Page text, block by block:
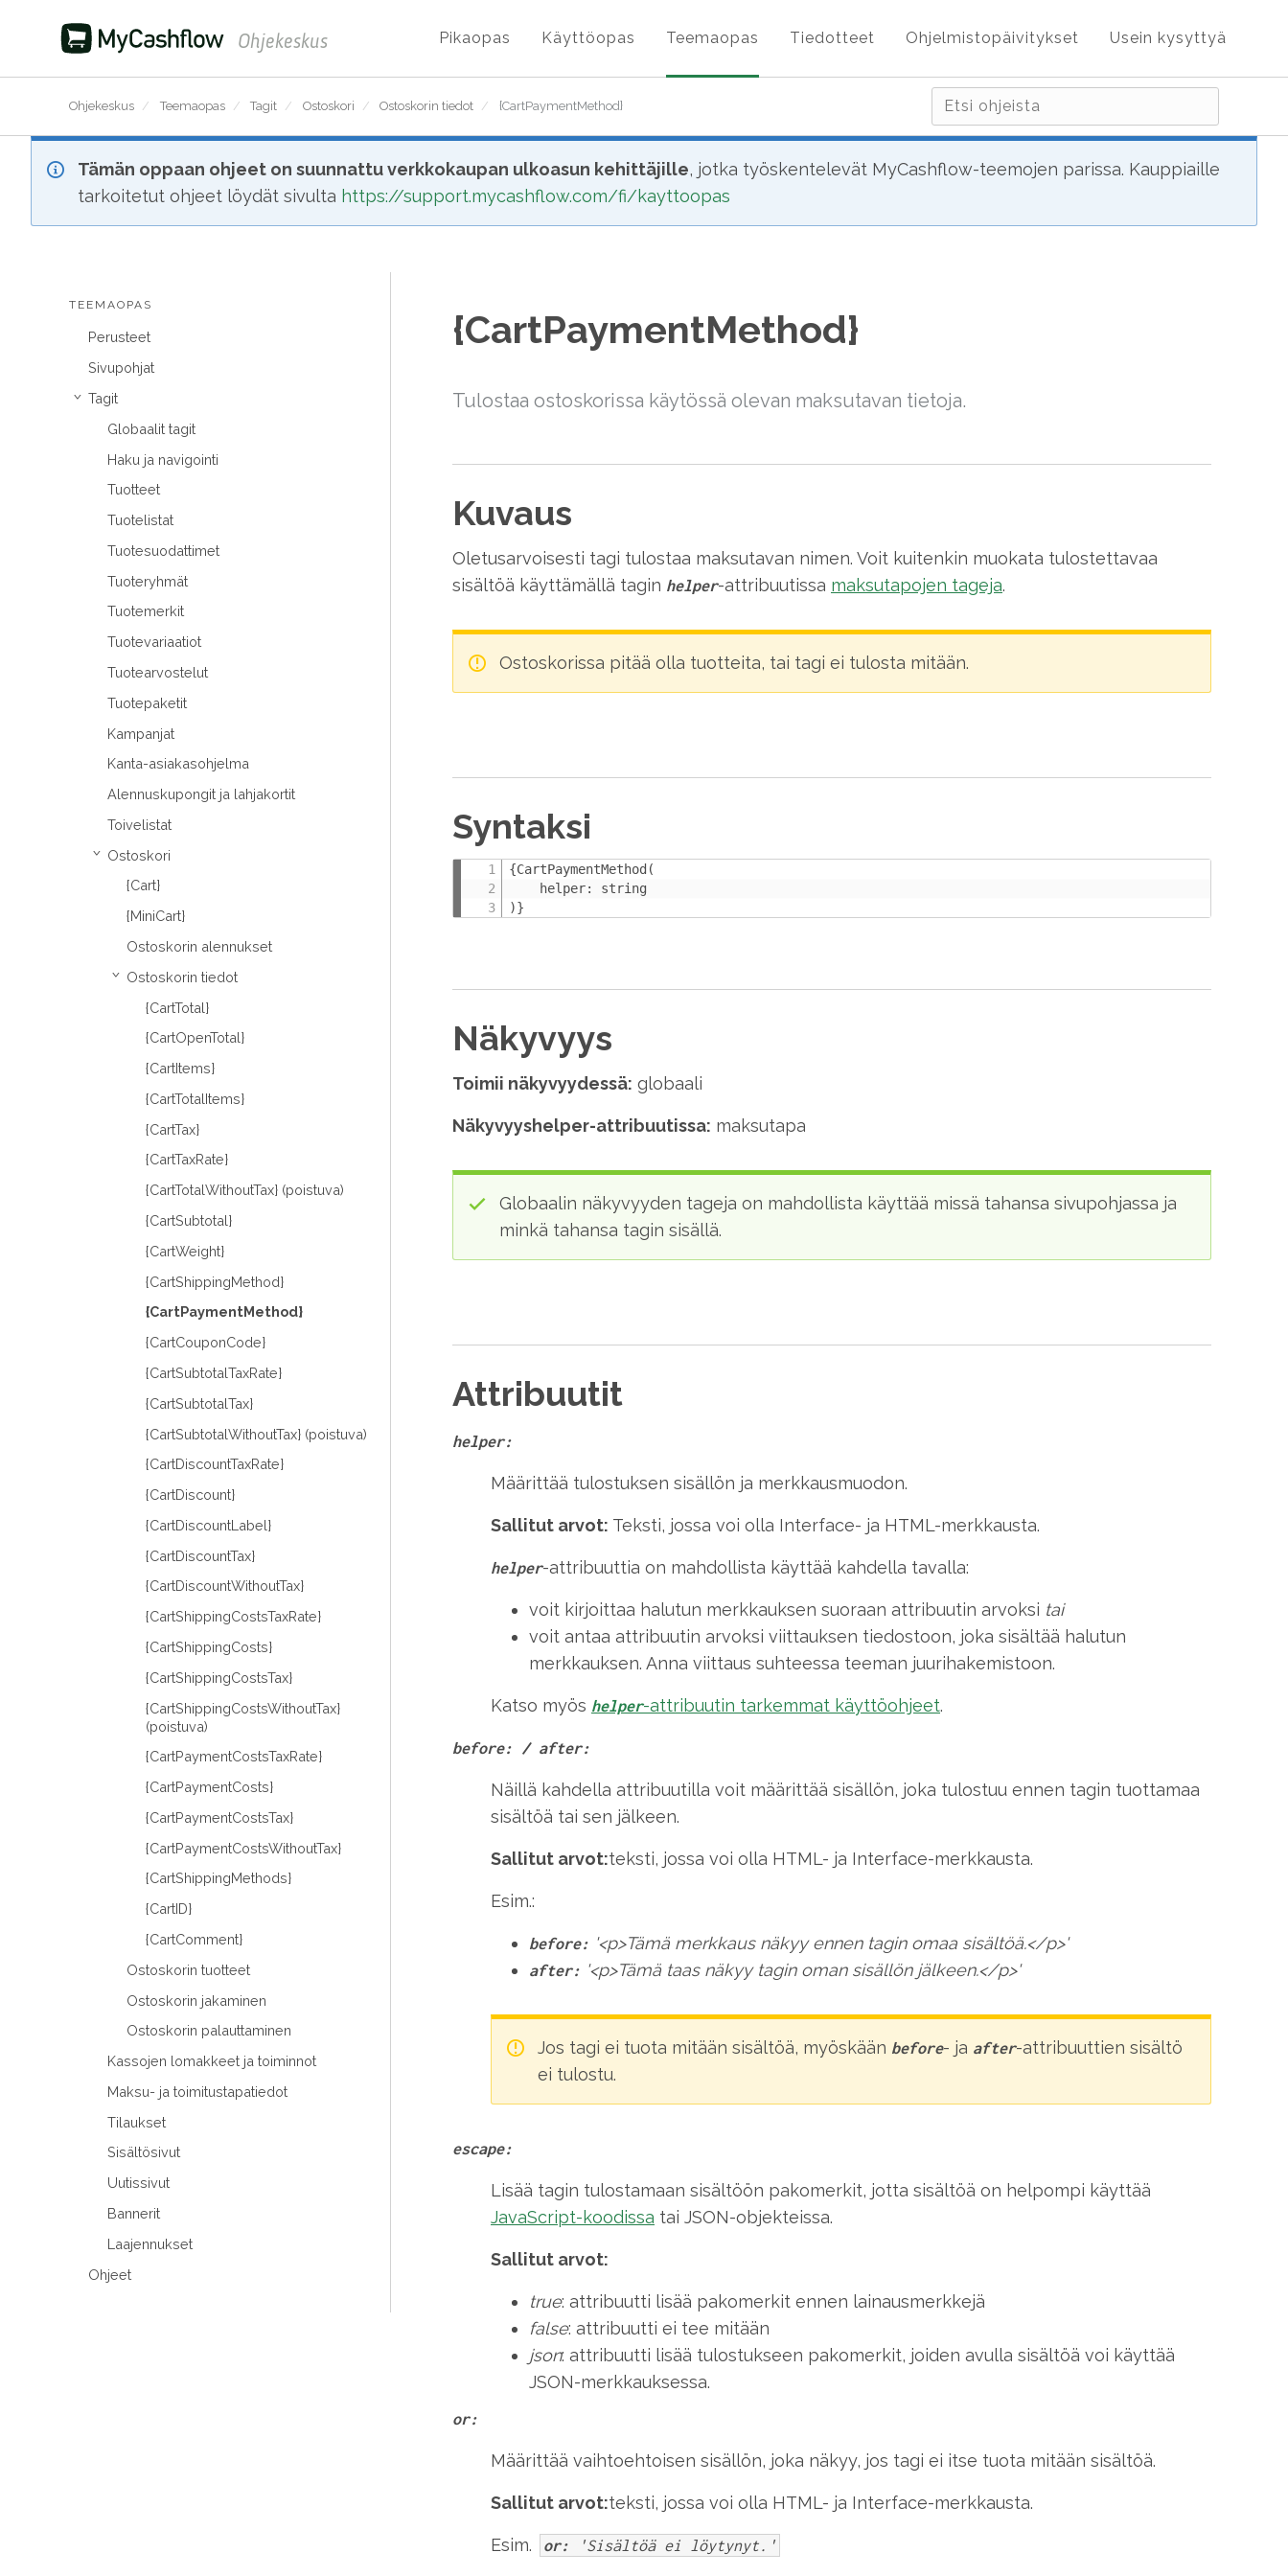
Ohjekeskus Pikaopas Käyttöopas Teemaopas Tiedotteet Ohjelmistopäivitykset Usein kysyttyä
Ohjekeskus / Teemaopas / Tagit / Ostoskori / Ostoskorin tiedot / {CartPaymentMethod}
Tämän oppaan ohjeet on suunnattu verkkokaupan ulkoasun kehittäjille, jotka työskentelevät MyCashflow-teemojen parissa. Kauppiaille
tarkoitetut ohjeet löydät sivulta https://support.mycashflow.com/fi/kayttoopas
TEEMAOPAS
Perusteet
Sivupohjat
› Tagit
Globaalit tagit
Haku ja navigointi
Tuotteet
Tuotelistat
Tuotesuodattimet
Tuoteryhmät
Tuotemerkit
Tuotevariaatiot
Tuotearvostelut
Tuotepaketit
Kampanjat
Kanta-asiakasohjelma
Alennuskupongit ja lahjakortit
Toivelistat
› Ostoskori
{Cart}
{MiniCart}
Ostoskorin alennukset
› Ostoskorin tiedot
{CartTotal}
{CartOpenTotal}
{CartItems}
{CartTotalItems}
{CartTax}
{CartTaxRate}
{CartTotalWithoutTax} (poistuva)
{CartSubtotal}
{CartWeight}
{CartShippingMethod}
{CartPaymentMethod}
{CartCouponCode}
{CartSubtotalTaxRate}
{CartSubtotalTax}
{CartSubtotalWithoutTax} (poistuva)
{CartDiscountTaxRate}
{CartDiscount}
{CartDiscountLabel}
{CartDiscountTax}
{CartDiscountWithoutTax}
{CartShippingCostsTaxRate}
{CartShippingCosts}
{CartShippingCostsTax}
{CartShippingCostsWithoutTax}
(poistuva)
{CartPaymentCostsTaxRate}
{CartPaymentCosts}
{CartPaymentCostsTax}
{CartPaymentCostsWithoutTax}
{CartShippingMethods}
{CartID}
{CartComment}
Ostoskorin tuotteet
Ostoskorin jakaminen
Ostoskorin palauttaminen
Kassojen lomakkeet ja toiminnot
Maksu- ja toimitustapatiedot
Tilaukset
Sisältösivut
Uutissivut
Bannerit
Laajennukset
Ohjeet
{CartPaymentMethod}
Tulostaa ostoskorissa käytössä olevan maksutavan tietoja.
Kuvaus
Oletusarvoisesti tagi tulostaa maksutavan nimen. Voit kuitenkin muokata tulostettavaa
sisältöä käyttämällä tagin helper-attribuutissa maksutapojen tageja.
Ostoskorissa pitää olla tuotteita, tai tagi ei tulosta mitään.
Syntaksi
{CartPaymentMethod(
    helper: string
)}
Näkyvyys
Toimii näkyvyydessä: globaali
Näkyvyyshelper-attribuutissa: maksutapa
Globaalin näkyvyyden tageja on mahdollista käyttää missä tahansa sivupohjassa ja
minkä tahansa tagin sisällä.
Attribuutit
helper:
Määrittää tulostuksen sisällön ja merkkausmuodon.
Sallitut arvot: Teksti, jossa voi olla Interface- ja HTML-merkkausta.
helper-attribuuttia on mahdollista käyttää kahdella tavalla:
voit kirjoittaa halutun merkkauksen suoraan attribuutin arvoksi tai
voit antaa attribuutin arvoksi viittauksen tiedostoon, joka sisältää halutun
merkkauksen. Anna viittaus suhteessa teeman juurihakemistoon.
Katso myös helper-attribuutin tarkemmat käyttöohjeet.
before: / after:
Näillä kahdella attribuutilla voit määrittää sisällön, joka tulostuu ennen tagin tuottamaa
sisältöä tai sen jälkeen.
Sallitut arvot:teksti, jossa voi olla HTML- ja Interface-merkkausta.
Esim.:
before: '<p>Tämä merkkaus näkyy ennen tagin omaa sisältöä.</p>'
after: '<p>Tämä taas näkyy tagin oman sisällön jälkeen.</p>'
Jos tagi ei tuota mitään sisältöä, myöskään before- ja after-attribuuttien sisältö
ei tulostu.
escape:
Lisää tagin tulostamaan sisältöön pakomerkit, jotta sisältöä on helpompi käyttää
JavaScript-koodissa tai JSON-objekteissa.
Sallitut arvot:
true: attribuutti lisää pakomerkit ennen lainausmerkkejä
false: attribuutti ei tee mitään
json: attribuutti lisää tulostukseen pakomerkit, joiden avulla sisältöä voi käyttää
JSON-merkkauksessa.
or:
Määrittää vaihtoehtoisen sisällön, joka näkyy, jos tagi ei itse tuota mitään sisältöä.
Sallitut arvot:teksti, jossa voi olla HTML- ja Interface-merkkausta.
Esim. or: 'Sisältöä ei löytynyt.'